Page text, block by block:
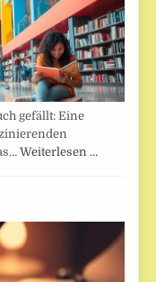
gefällt: Eine
Weiterlesen …